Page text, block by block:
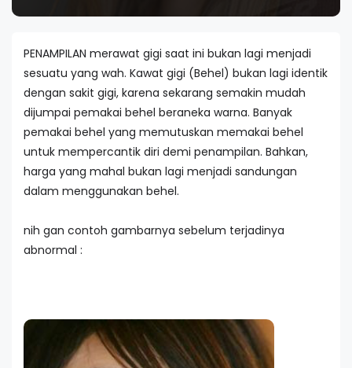
PENAMPILAN merawat gigi saat ini bukan lagi menjadi
sesuatu yang wah. Kawat gigi (Behel) bukan lagi identik
dengan sakit gigi, karena sekarang semakin mudah
dijumpai pemakai behel beraneka warna. Banyak
pemakai behel yang memutuskan memakai behel
untuk mempercantik diri demi penampilan. Bahkan,
harga yang mahal bukan lagi menjadi sandungan
dalam menggunakan behel.
nih gan contoh gambarnya sebelum terjadinya
abnormal :